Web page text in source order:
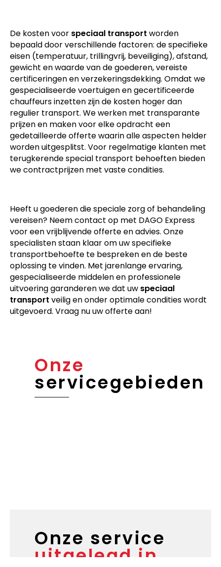
De kosten voor speciaal transport worden
bepaald door verschillende factoren: de specifieke
eisen (temperatuur, trillingvrij, beveiliging), afstand,
gewicht en waarde van de goederen, vereiste
certificeringen en verzekeringsdekking. Omdat we
gespecialiseerde voertuigen en gecertificeerde
chauffeurs inzetten zijn de kosten hoger dan
regulier transport. We werken met transparante
prijzen en maken voor elke opdracht een
gedetailleerde offerte waarin alle aspecten helder
worden uitgesplitst. Voor regelmatige klanten met
terugkerende special transport behoeften bieden
we contractprijzen met vaste condities.
Heeft u goederen die speciale zorg of behandeling
vereisen? Neem contact op met DAGO Express
voor een vrijblijvende offerte en advies. Onze
specialisten staan klaar om uw specifieke
transportbehoefte te bespreken en de beste
oplossing te vinden. Met jarenlange ervaring,
gespecialiseerde middelen en professionele
uitvoering garanderen we dat uw speciaal
transport veilig en onder optimale condities wordt
uitgevoerd. Vraag nu uw offerte aan!
Onze
servicegebieden
Onze service
uitgelegd in